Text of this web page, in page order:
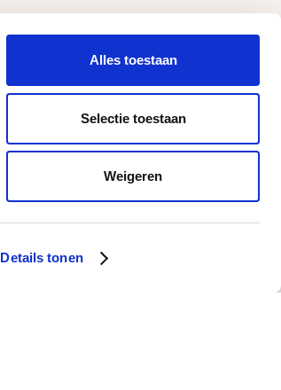
Details tonen
Alles toestaan
Selectie toestaan
Weigeren